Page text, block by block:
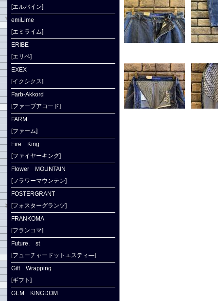
[エルバイン]
emiLime
[エミライム]
ERIBE
[エリベ]
EXEX
[イクシクス]
Farb-Akkord
[ファーブアコード]
FARM
[ファーム]
Fire King
[ファイヤーキング]
Flower MOUNTAIN
[フラワーマウンテン]
FOSTERGRANT
[フォスターグランツ]
FRANKOMA
[フランコマ]
Future. st
[フューチャードットエスティ―]
Gift Wrapping
[ギフト]
GEM KINGDOM